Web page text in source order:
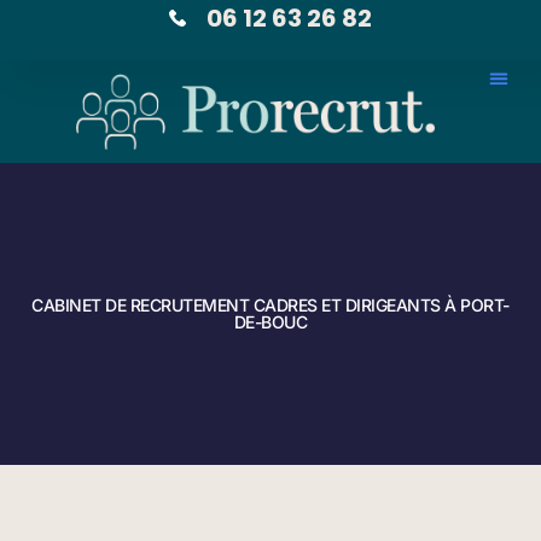
06 12 63 26 82
CABINET DE RECRUTEMENT CADRES ET DIRIGEANTS À PORT-
DE-BOUC